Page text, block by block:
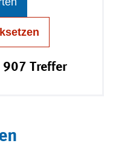
907 Treffer